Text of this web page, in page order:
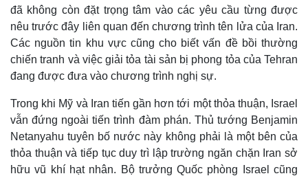
đã không còn đặt trọng tâm vào các yêu cầu từng được
nêu trước đây liên quan đến chương trình tên lửa của Iran.
Các nguồn tin khu vực cũng cho biết vấn đề bồi thường
chiến tranh và việc giải tỏa tài sản bị phong tỏa của Tehran
đang được đưa vào chương trình nghị sự.
Trong khi Mỹ và Iran tiến gần hơn tới một thỏa thuận, Israel
vẫn đứng ngoài tiến trình đàm phán. Thủ tướng Benjamin
Netanyahu tuyên bố nước này không phải là một bên của
thỏa thuận và tiếp tục duy trì lập trường ngăn chặn Iran sở
hữu vũ khí hạt nhân. Bộ trưởng Quốc phòng Israel cũng